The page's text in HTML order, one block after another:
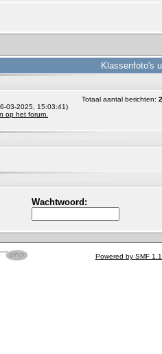
Klassenfoto's
Totaal aantal berichten:
03-2025, 15:03:41)
op het forum.
Wachtwoord:
Powered by SMF